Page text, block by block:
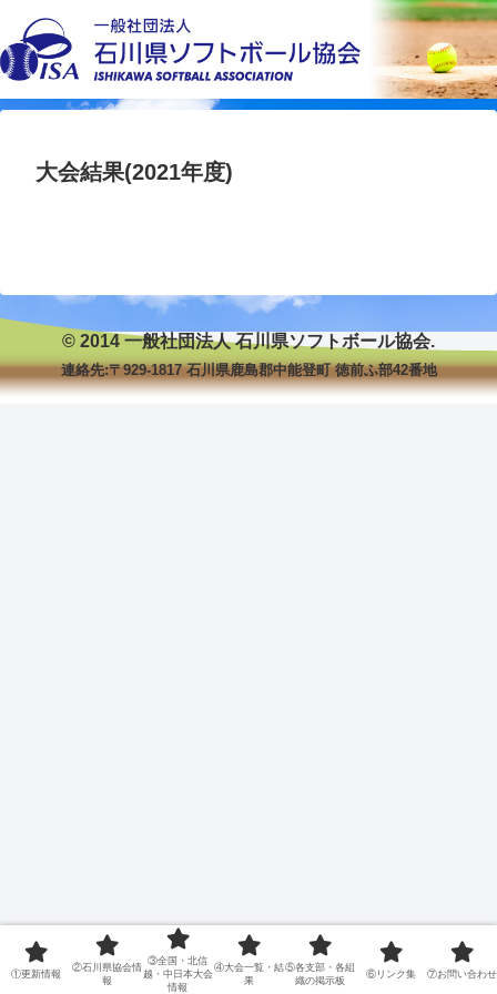
大会結果(2021年度)
© 2014 一般社団法人 石川県ソフトボール協会.
連絡先:〒929-1817 石川県鹿島郡中能登町 徳前ふ部42番地
①更新情報
②石川県協会情
報
③全国・北信
越・中日本大会
情報
④大会一覧・結
果
⑤各支部・各組
織の掲示板
⑥リンク集 ⑦お問い合わせ